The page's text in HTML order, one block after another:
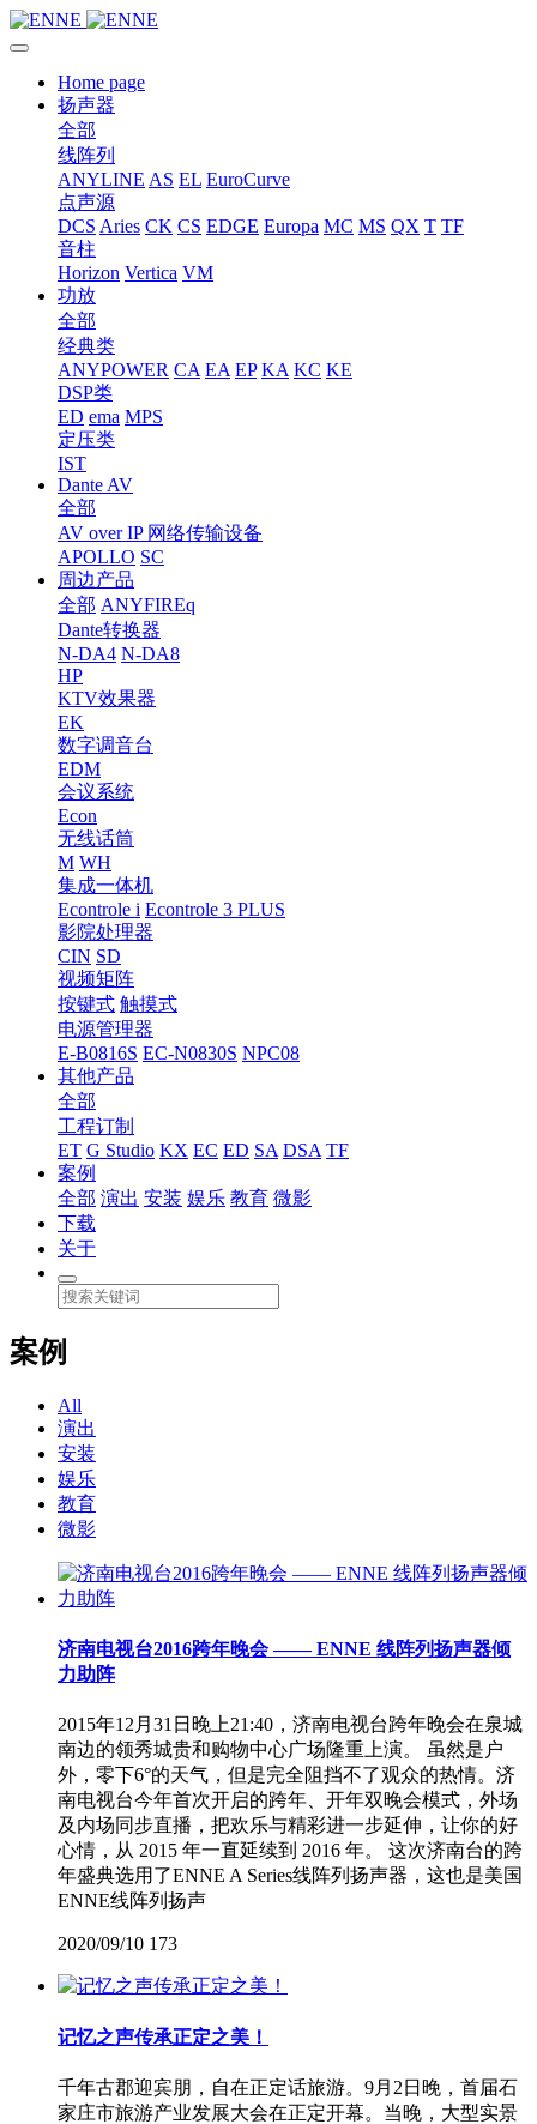
Home page
扬声器
全部
线阵列
ANYLINE AS EL EuroCurve
点声源
DCS Aries CK CS EDGE Europa MC MS QX T TF
音柱
Horizon Vertica VM
功放
全部
经典类
ANYPOWER CA EA EP KA KC KE
DSP类
ED ema MPS
定压类
IST
Dante AV
全部
AV over IP 网络传输设备
APOLLO SC
周边产品
全部 ANYFIREq
Dante转换器
N-DA4 N-DA8
HP
KTV效果器
EK
数字调音台
EDM
会议系统
Econ
无线话筒
M WH
集成一体机
Econtrole i Econtrole 3 PLUS
影院处理器
CIN SD
视频矩阵
按键式 触摸式
电源管理器
E-B0816S EC-N0830S NPC08
其他产品
全部
工程订制
ET G Studio KX EC ED SA DSA TF
案例
全部 演出 安装 娱乐 教育 微影
下载
关于
案例
All
演出
安装
娱乐
教育
微影
济南电视台2016跨年晚会 —— ENNE 线阵列扬声器倾
力助阵
2015年12月31日晚上21:40，济南电视台跨年晚会在泉城
南边的领秀城贵和购物中心广场隆重上演。 虽然是户
外，零下6°的天气，但是完全阻挡不了观众的热情。济
南电视台今年首次开启的跨年、开年双晚会模式，外场
及内场同步直播，把欢乐与精彩进一步延伸，让你的好
心情，从 2015 年一直延续到 2016 年。 这次济南台的跨
年盛典选用了ENNE A Series线阵列扬声器，这也是美国
ENNE线阵列扬声
2020/09/10 173
记忆之声传承正定之美！
千年古郡迎宾朋，自在正定话旅游。9月2日晚，首届石
家庄市旅游产业发展大会在正定开幕。当晚，大型实景